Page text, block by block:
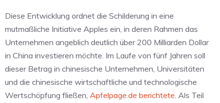
Diese Entwicklung ordnet die Schilderung in eine
mutmaßliche Initiative Apples ein, in deren Rahmen das
Unternehmen angeblich deutlich über 200 Milliarden Dollar
in China investieren möchte. Im Laufe von fünf Jahren soll
dieser Betrag in chinesische Unternehmen, Universitäten
und die chinesische wirtschaftliche und technologische
Wertschöpfung fließen, Apfelpage.de berichtete. Als Teil